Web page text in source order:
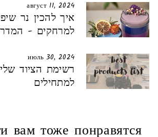
август 11, 2024
איך להכין נר
למרחקים -
июль 30, 2024
רשימת הציוד
למתחילים
вам тоже понравятся